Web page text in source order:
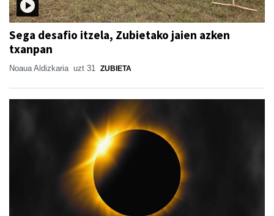
Sega desafio itzela, Zubietako jaien azken
txanpan
Noaua Aldizkaria uzt 31 ZUBIETA